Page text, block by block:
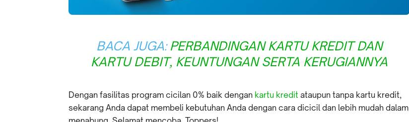
BACA JUGA: PERBANDINGAN KARTU KREDIT DAN
KARTU DEBIT, KEUNTUNGAN SERTA KERUGIANNYA
Dengan fasilitas program cicilan 0% baik dengan kartu kredit ataupun tanpa kartu kredit,
sekarang Anda dapat membeli kebutuhan Anda dengan cara dicicil dan lebih mudah dalam